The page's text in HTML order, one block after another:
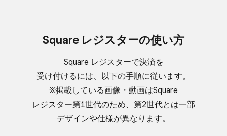
Square レジスターの​使い方
Square レジスターで​​決済を​​
受け付けるには、​​以下の​​手順に​​従います。
※掲載している​画像・動画は​Square
レジスター第1世代の​ため、​第2世代とは​一部​
デザインや​仕様が​異なります。